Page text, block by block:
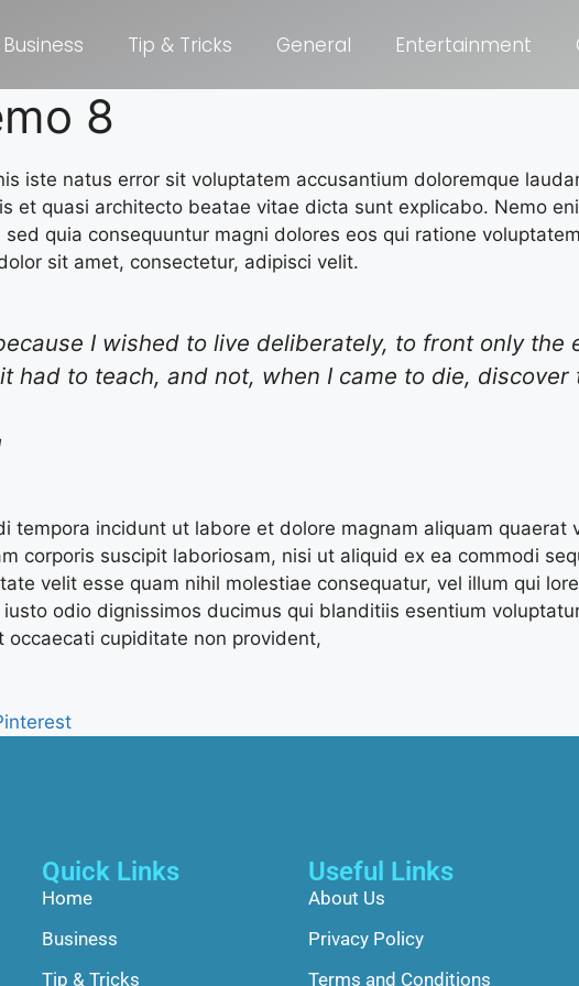
Business Tip & Tricks General Entertainment
8
iste natus error sit voluptatem accusantium doloremque
et quasi architecto beatae vitae dicta sunt explicabo. Nemo
quia consequuntur magni dolores eos qui ratione
sit amet, consectetur, adipisci velit.
I wished to live deliberately, to front only the
had to teach, and not, when I came to die, discover
tempora incidunt ut labore et dolore magnam aliquam
corporis suscipit laboriosam, nisi ut aliquid ex ea commodi
velit esse quam nihil molestiae consequatur, vel illum qui
odio dignissimos ducimus qui blanditiis esentium
occaecati cupiditate non provident,
Quick Links
Home
Business
Tip & Tricks
Useful Links
About Us
Privacy Policy
Terms and Conditions